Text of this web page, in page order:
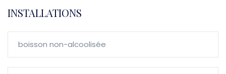
INSTALLATIONS
boisson non-alcoolisée